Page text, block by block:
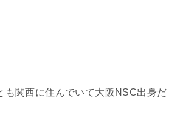
も関西に住んでいて大阪 NSC出身だ